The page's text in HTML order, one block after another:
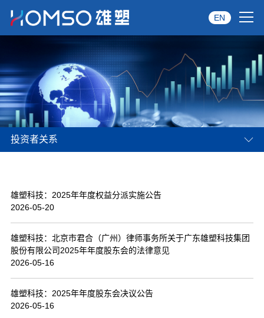
关于雄塑
产品中心
品牌服务
资讯中心
经典案例
联系我们
EN
投资者关系
雄塑科技：2025年年度权益分派实施公告
2026-05-20
雄塑科技：北京市君合（广州）律师事务所关于广东雄塑科技集团
股份有限公司2025年年度股东会的法律意见
2026-05-16
雄塑科技：2025年年度股东会决议公告
2026-05-16